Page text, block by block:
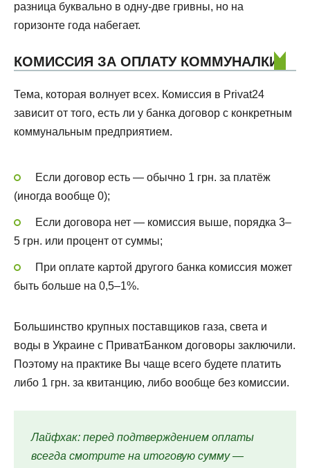
разница буквально в одну-две гривны, но на
горизонте года набегает.
КОМИССИЯ ЗА ОПЛАТУ КОММУНАЛКИ
Тема, которая волнует всех. Комиссия в Privat24
зависит от того, есть ли у банка договор с конкретным
коммунальным предприятием.
Если договор есть — обычно 1 грн. за платёж
(иногда вообще 0);
Если договора нет — комиссия выше, порядка 3–
5 грн. или процент от суммы;
При оплате картой другого банка комиссия может
быть больше на 0,5–1%.
Большинство крупных поставщиков газа, света и
воды в Украине с ПриватБанком договоры заключили.
Поэтому на практике Вы чаще всего будете платить
либо 1 грн. за квитанцию, либо вообще без комиссии.
Лайфхак: перед подтверждением оплаты
всегда смотрите на итоговую сумму —